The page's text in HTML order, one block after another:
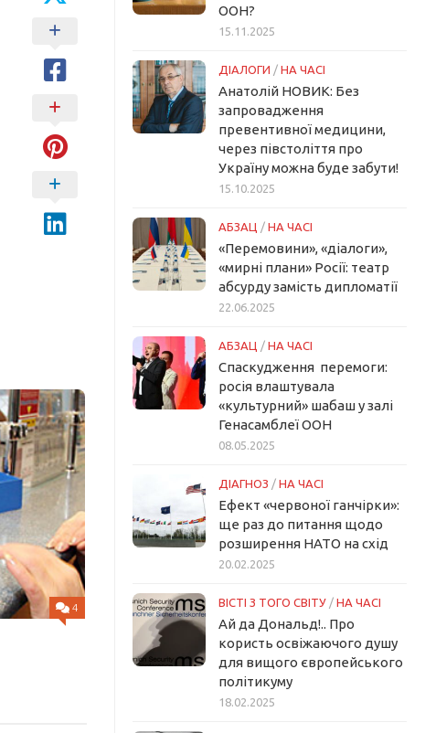
4
ООН?
15.11.2025
ДІАЛОГИ / НА ЧАСІ
Анатолій НОВИК: Без
запровадження
превентивної медицини,
через півстоліття про
Україну можна буде забути!
15.10.2025
АБЗАЦ / НА ЧАСІ
«Перемовини», «діалоги»,
«мирні плани» Росії: театр
абсурду замість дипломатії
22.06.2025
АБЗАЦ / НА ЧАСІ
Спаскудження перемоги:
росія влаштувала
«культурний» шабаш у залі
Генасамблеї ООН
08.05.2025
ДІАГНОЗ / НА ЧАСІ
Ефект «червоної ганчірки»:
ще раз до питання щодо
розширення НАТО на схід
20.02.2025
ВІСТІ З ТОГО СВІТУ / НА ЧАСІ
Ай да Дональд!.. Про
користь освіжаючого душу
для вищого європейського
політикуму
18.02.2025